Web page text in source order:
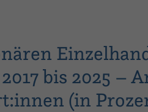
bis 2025 –
(in